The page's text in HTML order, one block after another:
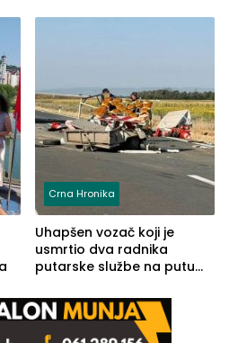
Crna Hronika
Uhapšen vozač koji je
usmrtio dva radnika
putarske službe na putu
(FOTO)